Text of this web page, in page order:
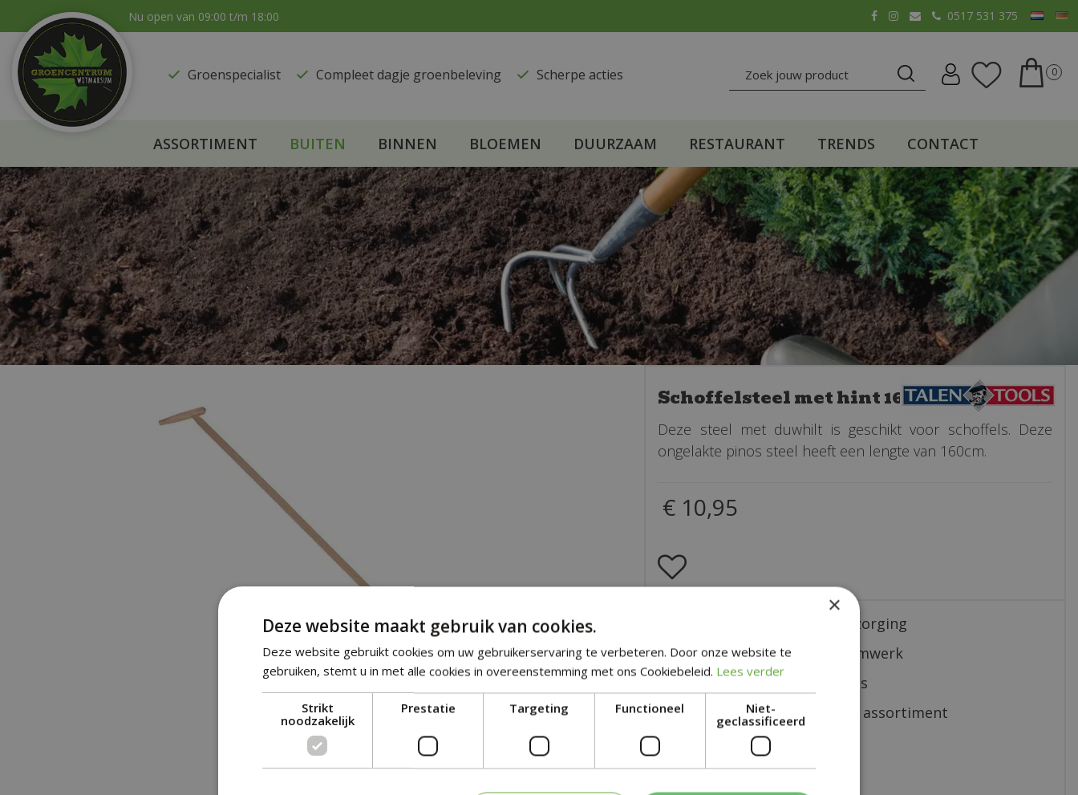
naar
content
Nu open van 09:00 t/m 18:00 0517 531 375
Groenspecialist ​Compleet dagje groenbeleving ​Scherpe acties
ASSORTIMENT BUITEN BINNEN BLOEMEN DUURZAAM RESTAURANT TRENDS CONTACT
Schoffelsteel met hint 160cm
Deze steel met duwhilt is geschikt voor schoffels. Deze
ongelakte pinos steel heeft een lengte van 160cm.
€ 10,95
Een snelle en correcte bezorging
Zeer sterk in al jouw bloemwerk
Deskundig en eerlijk advies
Altijd een fris en verzorgd assortiment
Snelle bestelservice
Veilig online betalen
×
Deze website maakt gebruik van cookies.
Deze website gebruikt cookies om uw gebruikerservaring te verbeteren. Door onze website te
gebruiken, stemt u in met alle cookies in overeenstemming met ons Cookiebeleid. Lees verder
Strikt
noodzakelijk
Prestatie Targeting Functioneel
Niet-
geclassificeerd